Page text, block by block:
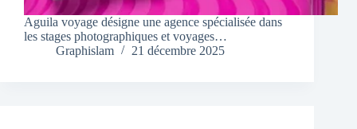
Aguila voyage désigne une agence spécialisée dans
les stages photographiques et voyages…
Graphislam
21 décembre 2025